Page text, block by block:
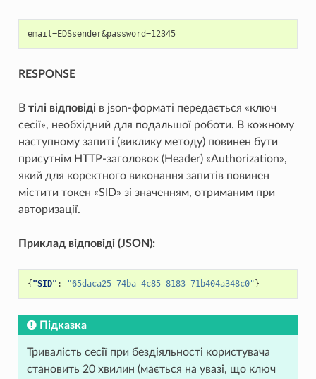
email=EDSsender&password=12345
RESPONSE
В тілі відповідів json-форматі передається «ключ
сесії», необхідний для подальшої роботи. В кожному
наступному запиті (виклику методу) повинен бути
присутнім HTTP-заголовок (Header) «Authorization»,
який для коректного виконання запитів повинен
містити токен «SID» зі значенням, отриманим при
авторизації.
Приклад відповіді (JSON):
{"SID" : "65daca25-74ba-4c85-8183-71b404a348c0"}
Підказка
Тривалість сесії при бездіяльності користувача
становить 20 хвилин (мається на увазі, що ключ